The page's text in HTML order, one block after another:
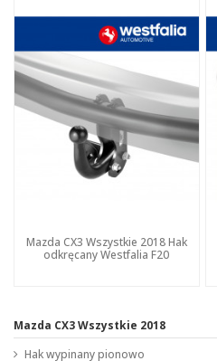
Mazda CX3 Wszystkie 2018 Hak
odkręcany Westfalia F20
Mazda CX3 Wszystkie 2018
Hak wypinany pionowo